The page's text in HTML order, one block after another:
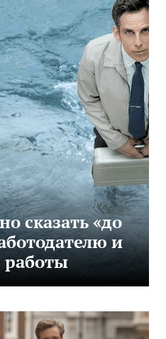
сказать «до
и
работы